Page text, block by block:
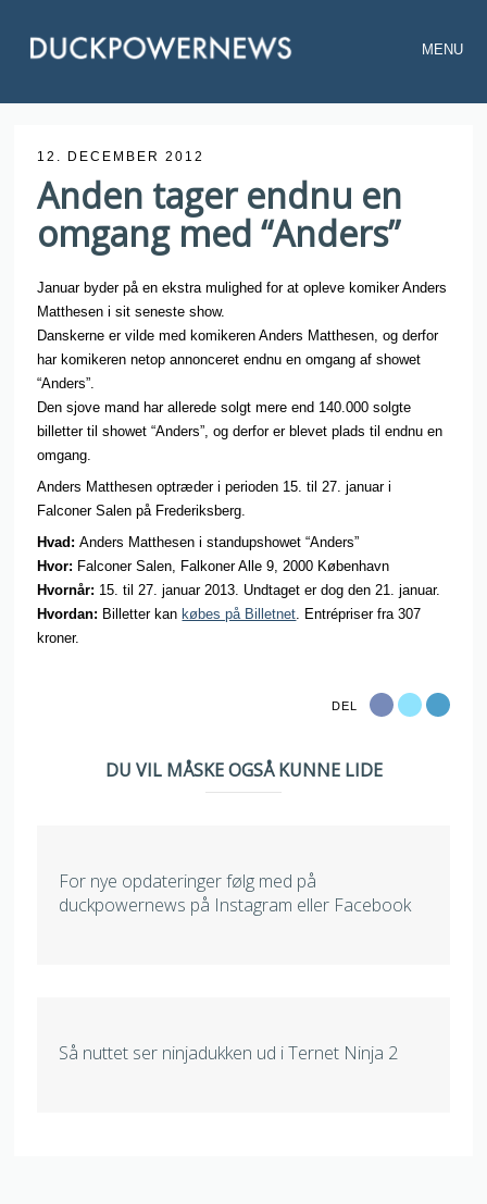
MENU
12. DECEMBER 2012
Anden tager endnu en
omgang med “Anders”
Januar byder på en ekstra mulighed for at opleve komiker Anders
Matthesen i sit seneste show.
Danskerne er vilde med komikeren Anders Matthesen, og derfor
har komikeren netop annonceret endnu en omgang af showet
“Anders”.
Den sjove mand har allerede solgt mere end 140.000 solgte
billetter til showet “Anders”, og derfor er blevet plads til endnu en
omgang.
Anders Matthesen optræder i perioden 15. til 27. januar i
Falconer Salen på Frederiksberg.
Hvad: Anders Matthesen i standupshowet “Anders”
Hvor: Falconer Salen, Falkoner Alle 9, 2000 København
Hvornår: 15. til 27. januar 2013. Undtaget er dog den 21. januar.
Hvordan: Billetter kan købes på Billetnet. Entrépriser fra 307
kroner.
DEL
DU VIL MÅSKE OGSÅ KUNNE LIDE
For nye opdateringer følg med på
duckpowernews på Instagram eller Facebook
Så nuttet ser ninjadukken ud i Ternet Ninja 2